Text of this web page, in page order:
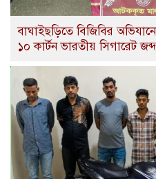
বাঘাইছড়িতে বিজিবির
১০ কার্টন ভারতীয় সিগারেট জব্দ